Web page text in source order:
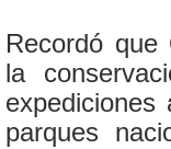
Recordó que
la
parques